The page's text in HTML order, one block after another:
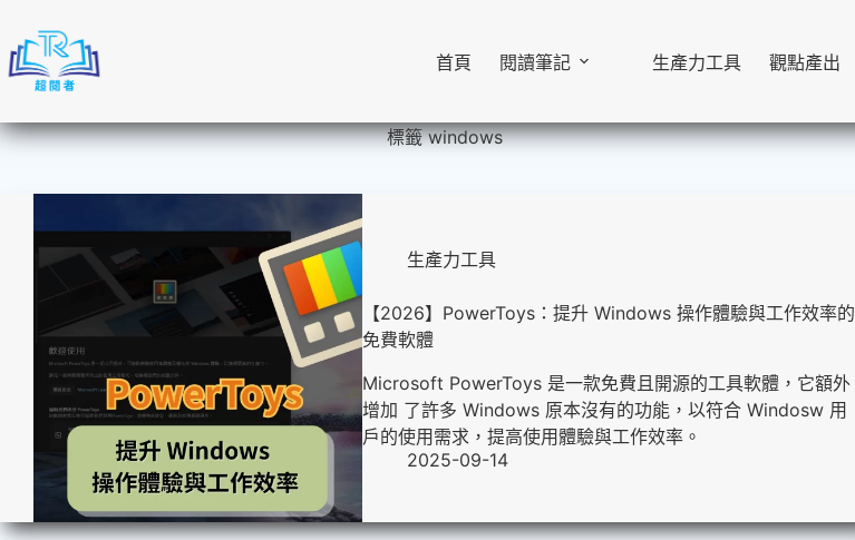
主
內
容
首頁 閱讀筆記 生產力工具 觀點產出
標籤windows
生產力工具
【2026】PowerToys：提升 Windows 操作體驗與工作效率的
免費軟體
Microsoft PowerToys 是一款免費且開源的工具軟體，它額外
增加 了許多 Windows 原本沒有的功能，以符合 Windosw 用
戶的使用需求，提高使用體驗與工作效率。
2025-09-14